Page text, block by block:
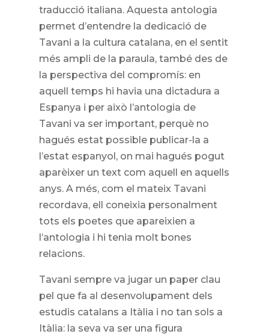
traducció italiana. Aquesta antologia
permet d’entendre la dedicació de
Tavani a la cultura catalana, en el sentit
més ampli de la paraula, també des de
la perspectiva del compromís: en
aquell temps hi havia una dictadura a
Espanya i per això l’antologia de
Tavani va ser important, perquè no
hagués estat possible publicar-la a
l’estat espanyol, on mai hagués pogut
aparèixer un text com aquell en aquells
anys. A més, com el mateix Tavani
recordava, ell coneixia personalment
tots els poetes que apareixien a
l’antologia i hi tenia molt bones
relacions.
Tavani sempre va jugar un paper clau
pel que fa al desenvolupament dels
estudis catalans a Itàlia i no tan sols a
Itàlia: la seva va ser una figura